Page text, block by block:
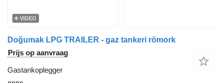
VIDEO
Doğumak LPG TRAILER - gaz tankeri römork
Prijs op aanvraag
Gastankoplegger